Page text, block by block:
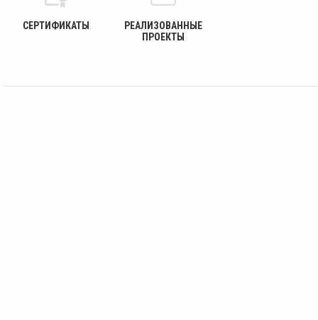
СЕРТИФИКАТЫ
РЕАЛИЗОВАННЫЕ
ПРОЕКТЫ